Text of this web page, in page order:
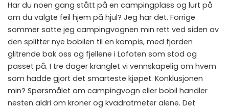
Har du noen gang stått på en campingplass og lurt på
om du valgte feil hjem på hjul? Jeg har det. Forrige
sommer satte jeg campingvognen min rett ved siden av
den splitter nye bobilen til en kompis, med fjorden
glitrende bak oss og fjellene i Lofoten som stod og
passet på. I tre dager kranglet vi vennskapelig om hvem
som hadde gjort det smarteste kjøpet. Konklusjonen
min? Spørsmålet om campingvogn eller bobil handler
nesten aldri om kroner og kvadratmeter alene. Det